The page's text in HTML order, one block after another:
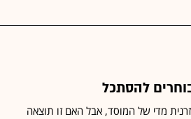
להסתכל
מדי של המוסד, אבל האם זו תוצאה